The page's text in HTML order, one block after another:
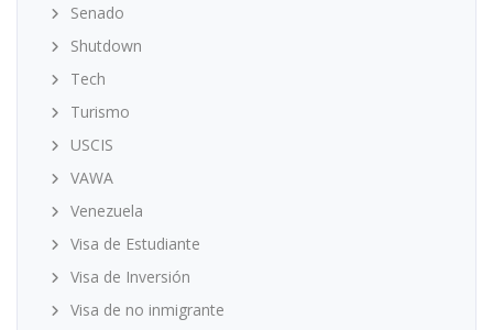
Senado
Shutdown
Tech
Turismo
USCIS
VAWA
Venezuela
Visa de Estudiante
Visa de Inversión
Visa de no inmigrante